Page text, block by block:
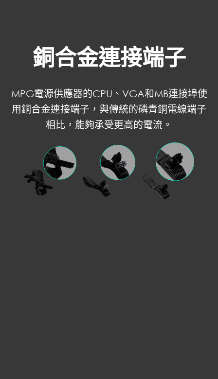
銅合金連接端子
MPG電源供應器的CPU、VGA和MB連接埠使
用銅合金連接端子，與傳統的磷青銅電線端子
相比，能夠承受更高的電流。